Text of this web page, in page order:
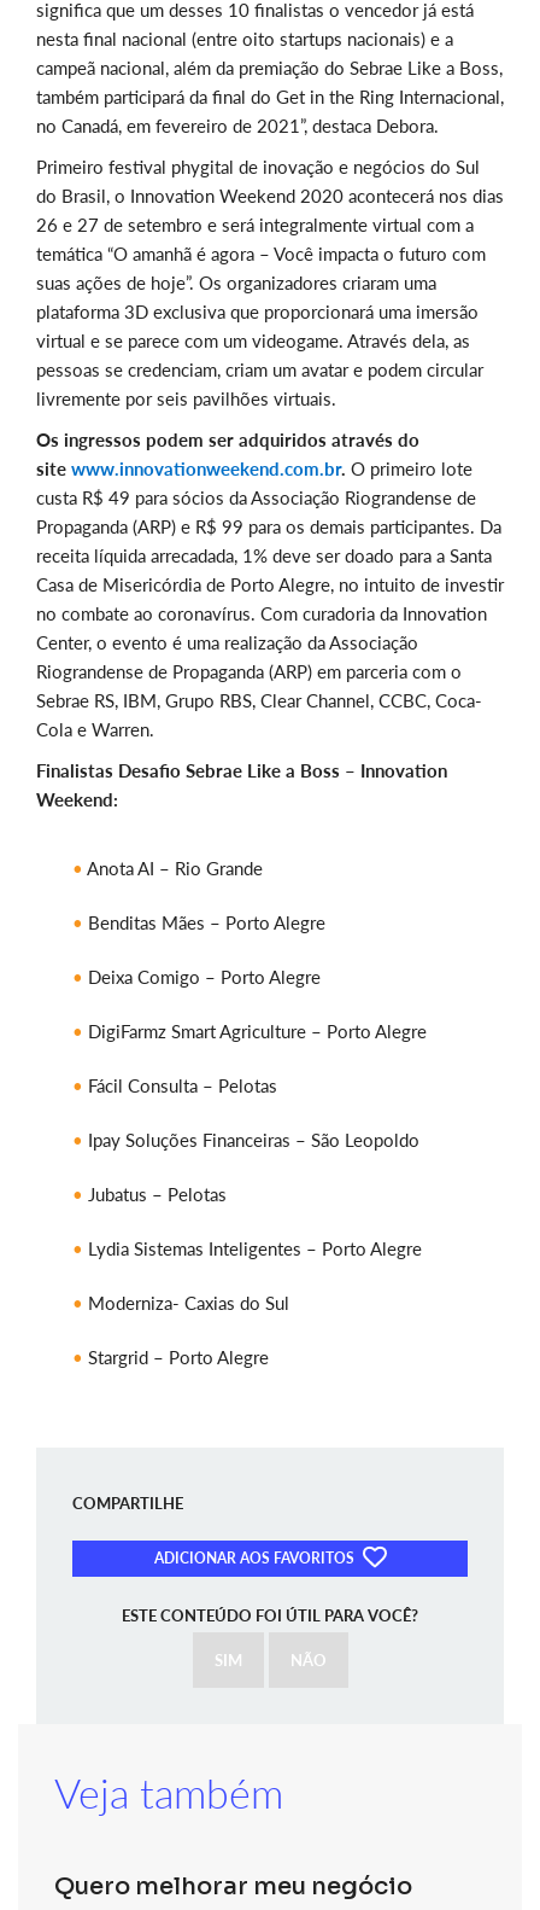
significa que um desses 10 finalistas o vencedor já está
nesta final nacional (entre oito startups nacionais) e a
campeã nacional, além da premiação do Sebrae Like a Boss,
também participará da final do Get in the Ring Internacional,
no Canadá, em fevereiro de 2021”, destaca Debora.
Primeiro festival phygital de inovação e negócios do Sul
do Brasil, o Innovation Weekend 2020 acontecerá nos dias
26 e 27 de setembro e será integralmente virtual com a
temática “O amanhã é agora – Você impacta o futuro com
suas ações de hoje”. Os organizadores criaram uma
plataforma 3D exclusiva que proporcionará uma imersão
virtual e se parece com um videogame. Através dela, as
pessoas se credenciam, criam um avatar e podem circular
livremente por seis pavilhões virtuais.
Os ingressos podem ser adquiridos através do
site www.innovationweekend.com.br. O primeiro lote
custa R$ 49 para sócios da Associação Riograndense de
Propaganda (ARP) e R$ 99 para os demais participantes. Da
receita líquida arrecadada, 1% deve ser doado para a Santa
Casa de Misericórdia de Porto Alegre, no intuito de investir
no combate ao coronavírus. Com curadoria da Innovation
Center, o evento é uma realização da Associação
Riograndense de Propaganda (ARP) em parceria com o
Sebrae RS, IBM, Grupo RBS, Clear Channel, CCBC, Coca-
Cola e Warren.
Finalistas Desafio Sebrae Like a Boss – Innovation
Weekend:
Anota AI – Rio Grande
Benditas Mães – Porto Alegre
Deixa Comigo – Porto Alegre
DigiFarmz Smart Agriculture – Porto Alegre
Fácil Consulta – Pelotas
Ipay Soluções Financeiras – São Leopoldo
Jubatus – Pelotas
Lydia Sistemas Inteligentes – Porto Alegre
Moderniza- Caxias do Sul
Stargrid – Porto Alegre
COMPARTILHE
ADICIONAR AOS FAVORITOS
ESTE CONTEÚDO FOI ÚTIL PARA VOCÊ?
SIM NÃO
Veja também
Quero melhorar meu negócio